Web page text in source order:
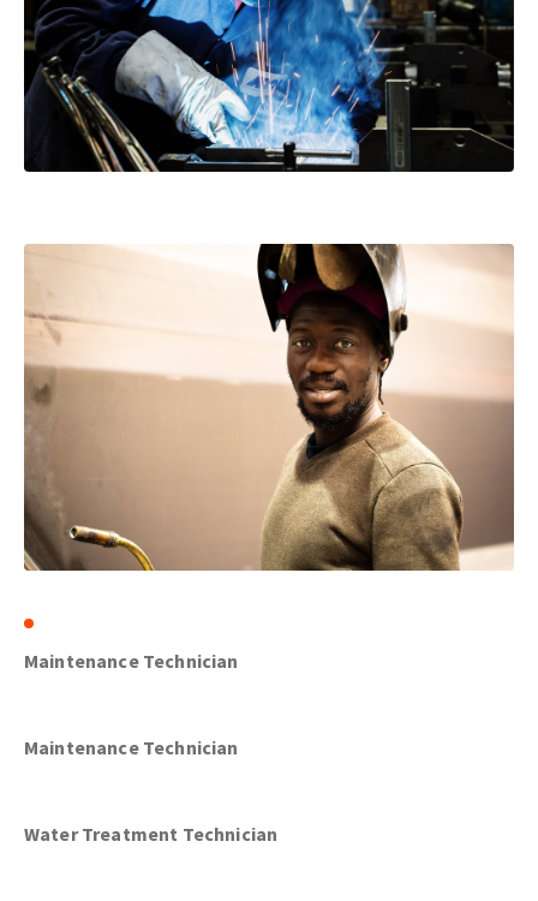
Maintenance Technician
Maintenance Technician
Water Treatment Technician